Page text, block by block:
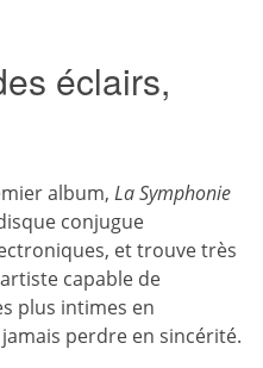
éclairs,
album, La Symphonie
conjugue
et trouve très
capable de
plus intimes en
perdre en sincérité.